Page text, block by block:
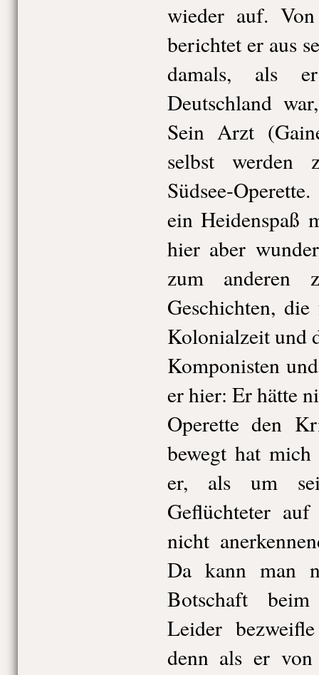
wieder auf.
berichtet er aus
damals, als
Deutschland
Sein Arzt
selbst werden
Südsee-
ein Heidenspaß
hier aber
zum anderen
Geschichten,
Kolonialzeit und
Komponisten
er hier: Er hätte
Operette den
bewegt hat
er, als um
Geflüchteter
nicht
Da kann man
Botschaft
Leider
denn als er von